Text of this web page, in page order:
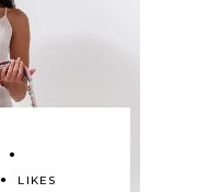
LIKES